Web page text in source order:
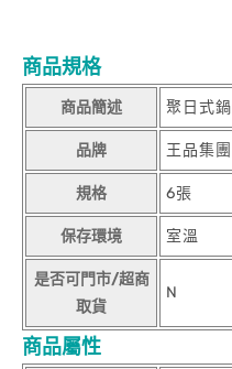
商品規格
商品簡述 聚日式
品牌 王品集團
規格 6張
保存環境 室溫
是否可門市/超商
取貨
N
商品屬性